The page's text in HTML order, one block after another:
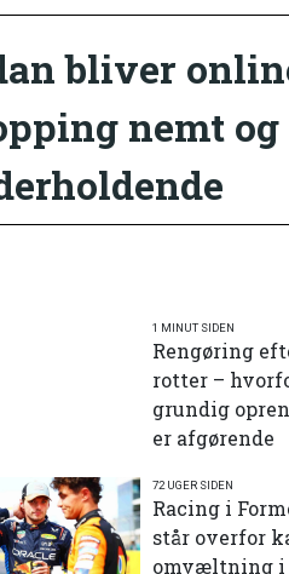
bliver
nemt og
1 MINUT SIDEN
Rengøring
rotter –
grundig
er afgørende
72 UGER SIDEN
Racing i
står overfor
omvæltning i